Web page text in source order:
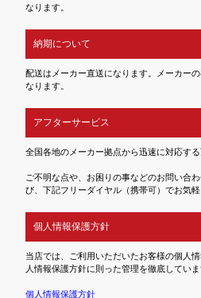
なります。
納期について
配送はメーカー直送になります。メーカー
なります。
アフターサービス
全国各地のメーカー拠点から迅速に対応す
ご不明な点や、お困りの事などのお問い合
び、下記フリーダイヤル（携帯可）でお気
個人情報保護方針
当店では、ご利用いただいたお客様の個人
人情報保護方針に則った管理を徹底していま
個人情報保護方針